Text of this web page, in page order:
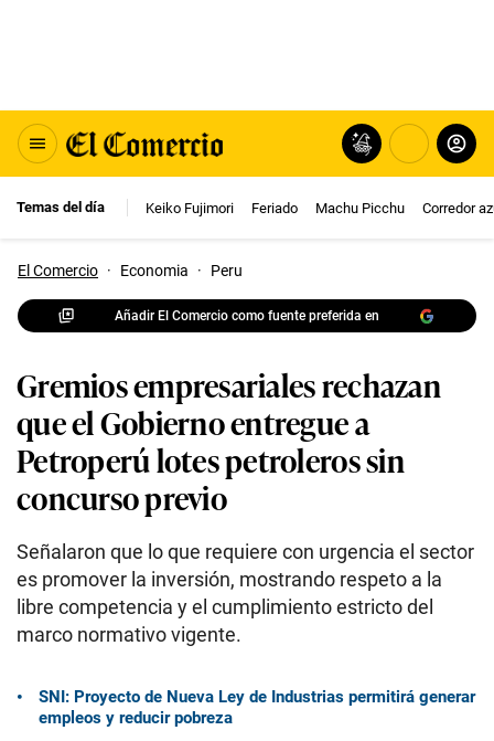
Temas del día Keiko Fujimori Feriado Machu Picchu Corredor
El Comercio · Economia · Peru
Añadir El Comercio como fuente preferida en
Gremios empresariales rechazan
que el Gobierno entregue a
Petroperú lotes petroleros sin
concurso previo
Señalaron que lo que requiere con urgencia el sector
es promover la inversión, mostrando respeto a la
libre competencia y el cumplimiento estricto del
marco normativo vigente.
SNI: Proyecto de Nueva Ley de Industrias permitirá generar
empleos y reducir pobreza